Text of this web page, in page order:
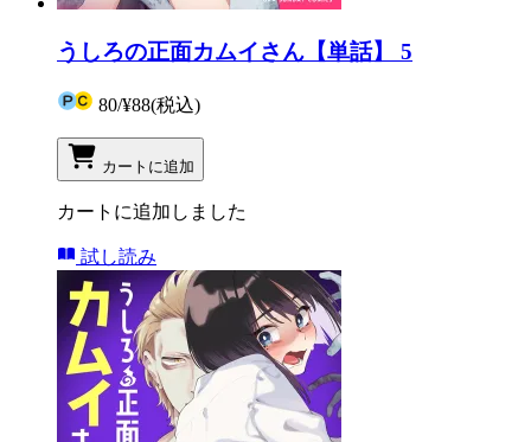
うしろの正面カムイさん【単話】 5
80/¥88(税込)
カートに追加
カートに追加しました
試し読み